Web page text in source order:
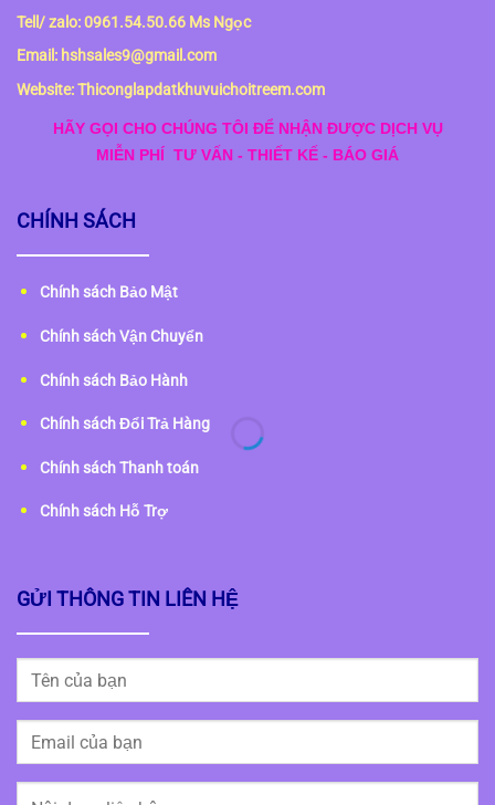
Tell/ zalo: 0961.54.50.66 Ms Ngọc
Email: hshsales9@gmail.com
Website: Thiconglapdatkhuvuichoitreem.com
HÃY GỌI CHO CHÚNG TÔI ĐỂ NHẬN ĐƯỢC DỊCH VỤ
MIỄN PHÍ TƯ VẤN - THIẾT KẾ - BÁO GIÁ
CHÍNH SÁCH
Chính sách Bảo Mật
Chính sách Vận Chuyển
Chính sách Bảo Hành
Chính sách Đổi Trả Hàng
Chính sách Thanh toán
Chính sách Hỗ Trợ
GỬI THÔNG TIN LIÊN HỆ